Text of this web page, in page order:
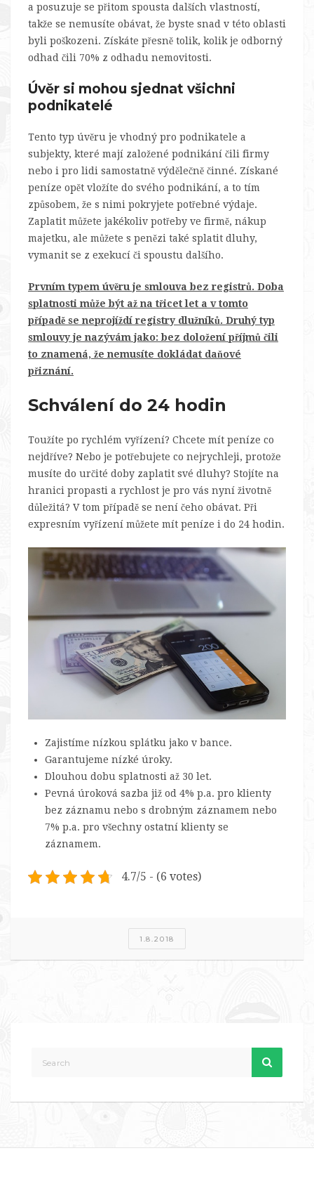
a posuzuje se přitom spousta dalších vlastností,
takže se nemusíte obávat, že byste snad v této oblasti
byli poškozeni. Získáte přesně tolik, kolik je odborný
odhad čili 70% z odhadu nemovitosti.
Úvěr si mohou sjednat všichni
podnikatelé
Tento typ úvěru je vhodný pro podnikatele a
subjekty, které mají založené podnikání čili firmy
nebo i pro lidi samostatně výdělečně činné. Získané
peníze opět vložíte do svého podnikání, a to tím
způsobem, že s nimi pokryjete potřebné výdaje.
Zaplatit můžete jakékoliv potřeby ve firmě, nákup
majetku, ale můžete s penězi také splatit dluhy,
vymanit se z exekucí či spoustu dalšího.
Prvním typem úvěru je smlouva bez registrů. Doba
splatnosti může být až na třicet let a v tomto
případě se neprojíždí registry dlužníků. Druhý typ
smlouvy je nazývám jako: bez doložení příjmů čili
to znamená, že nemusíte dokládat daňové
přiznání.
Schválení do 24 hodin
Toužíte po rychlém vyřízení? Chcete mít peníze co
nejdříve? Nebo je potřebujete co nejrychleji, protože
musíte do určité doby zaplatit své dluhy? Stojíte na
hranici propasti a rychlost je pro vás nyní životně
důležitá? V tom případě se není čeho obávat. Při
expresním vyřízení můžete mít peníze i do 24 hodin.
Zajistíme nízkou splátku jako v bance.
Garantujeme nízké úroky.
Dlouhou dobu splatnosti až 30 let.
Pevná úroková sazba již od 4% p.a. pro klienty
bez záznamu nebo s drobným záznamem nebo
7% p.a. pro všechny ostatní klienty se
záznamem.
4.7/5 - (6 votes)
1.8.2018